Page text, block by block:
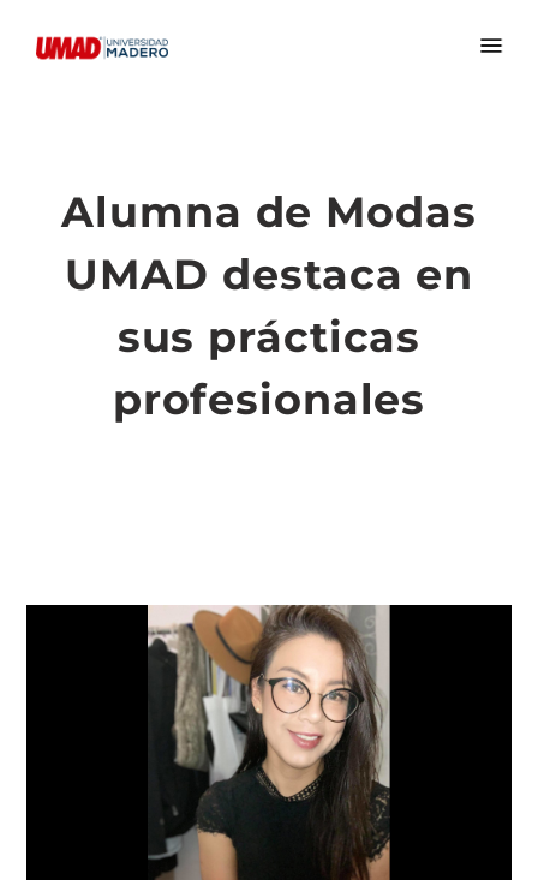
Alumna de Modas
UMAD destaca en
sus prácticas
profesionales